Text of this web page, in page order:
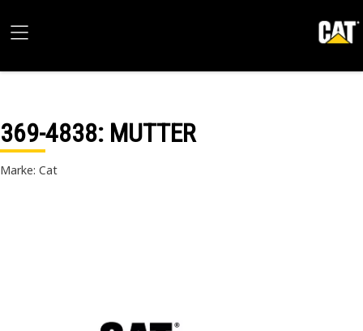
369-4838: MUTTER
Marke: Cat